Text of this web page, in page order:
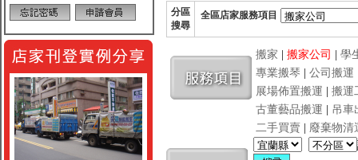
分區
搜尋
全區店家服務項目
搬家 搬家公司
學
專業搬琴
公司搬運
展場佈置搬運
搬運
古董藝品搬運
吊車
二手買賣
廢棄物清